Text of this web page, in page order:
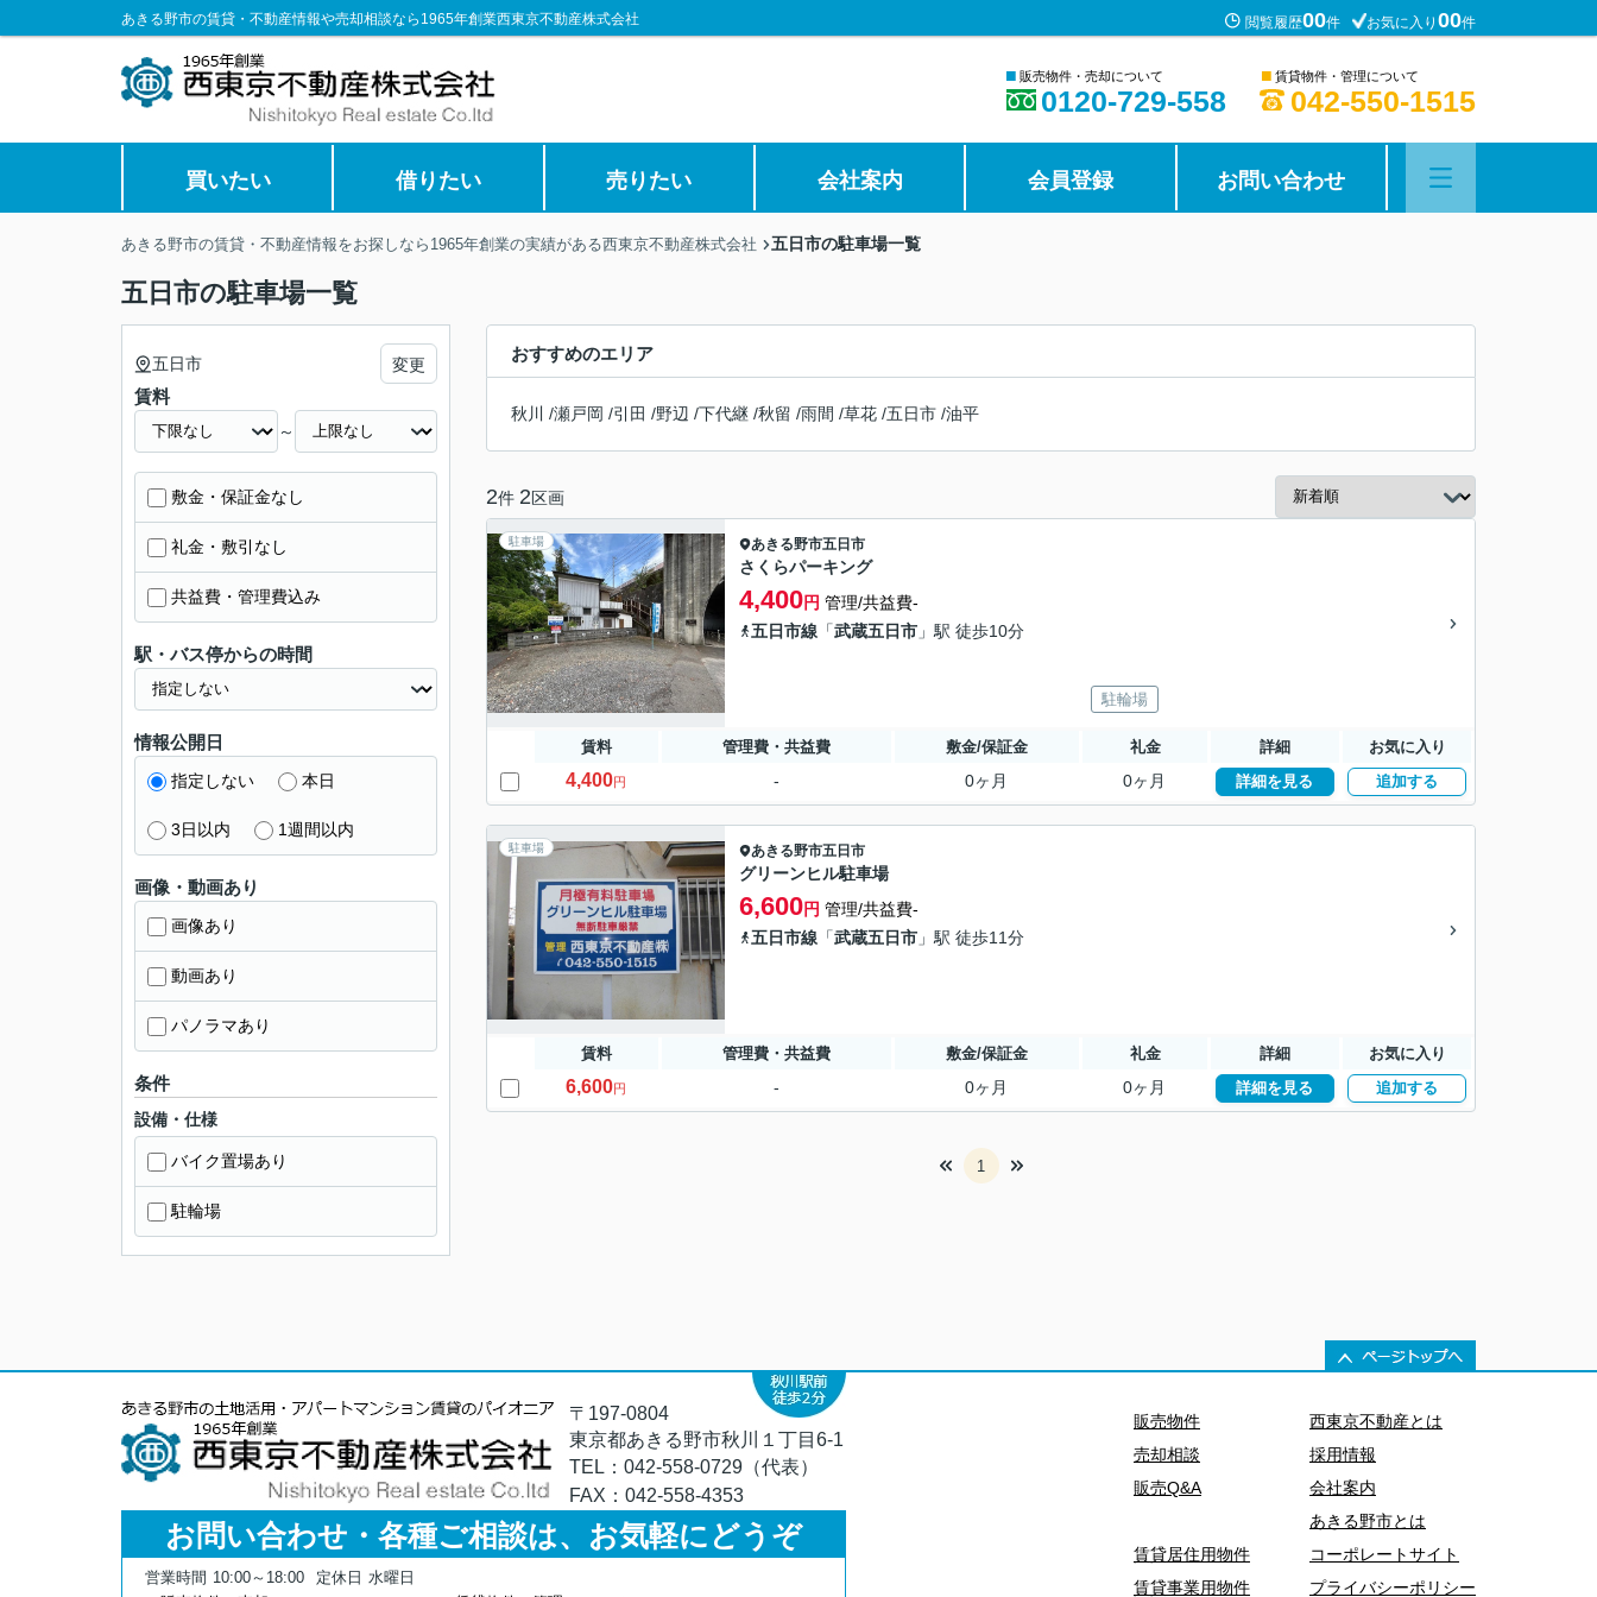
あきる野市の賃貸・不動産情報や売却相談なら1965年創業西東京不動産株式会社 閲覧履歴00件 お気に入り 00件
■ 販売物件・売却について
0120-729-558
■ 賃貸物件・管理について
042-550-1515
買いたい 借りたい 売りたい 会社案内 会員登録 お問い合わせ
あきる野市の賃貸・不動産情報をお探しなら1965年創業の実績がある西東京不動産株式会社 五日市の駐車場一覧
五日市の駐車場一覧
おすすめのエリア
秋川 /瀬戸岡 /引田 /野辺 /下代継 /秋留 /雨間 /草花 /五日市 /油平
2件 2区画
駐車場 あきる野市五日市
さくらパーキング
4,400円 管理/共益費-
五日市線 「武蔵五日市 」駅 徒歩10分
駐輪場
賃料 管理費・共益費 敷金/保証金 礼金 詳細 お気に入り
4,400円 - 0ヶ月 0ヶ月 詳細を見る 追加する
駐車場 あきる野市五日市
グリーンヒル駐車場
6,600円 管理/共益費-
五日市線 「武蔵五日市 」駅 徒歩11分
賃料 管理費・共益費 敷金/保証金 礼金 詳細 お気に入り
6,600円 - 0ヶ月 0ヶ月 詳細を見る 追加する
1
五日市 変更
賃料
～
敷金・保証金なし
礼金・敷引なし
共益費・管理費込み
駅・バス停からの時間
情報公開日
指定しない 本日
3日以内 1週間以内
画像・動画あり
画像あり
動画あり
パノラマあり
条件
設備・仕様
バイク置場あり
駐輪場
〒197-0804
東京都あきる野市秋川１丁目6-1
TEL： 042-558-0729（代表）
FAX： 042-558-4353
お問い合わせ・各種ご相談は、お気軽にどうぞ
営業時間 10:00～18:00 定休日 水曜日
販売物件
売却相談
販売Q&A
賃貸居住用物件
賃貸事業用物件
西東京不動産とは
採用情報
会社案内
あきる野市とは
コーポレートサイト
プライバシーポリシー